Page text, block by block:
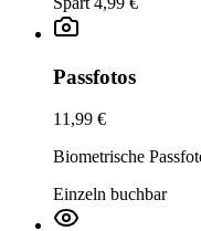
Passfotos
11,99 €
Biometrische
Einzeln buchbar